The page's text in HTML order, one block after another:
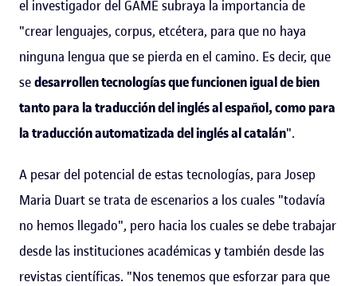
el investigador del GAME subraya la importancia de
"crear lenguajes, corpus, etcétera, para que no haya
ninguna lengua que se pierda en el camino. Es decir, que
sedesarrollen tecnologías que funcionen igual de bien
tanto para la traducción del inglés al español, como para
la traducción automatizada del inglés al catalán".
A pesar del potencial de estas tecnologías, para Josep
Maria Duart se trata de escenarios a los cuales "todavía
no hemos llegado", pero hacia los cuales se debe trabajar
desde las instituciones académicas y también desde las
revistas científicas. "Nos tenemos que esforzar para que